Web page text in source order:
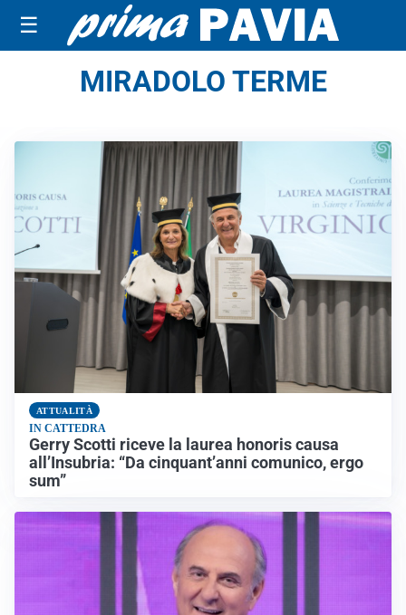
☰
MIRADOLO TERME
ATTUALITÀ
IN CATTEDRA
Gerry Scotti riceve la laurea honoris causa
all’Insubria: “Da cinquant’anni comunico, ergo
sum”